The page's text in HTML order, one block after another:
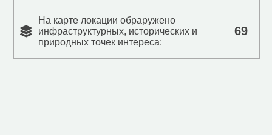
На карте локации обраружено
инфраструктурных, исторических и
природных точек интереса:
69